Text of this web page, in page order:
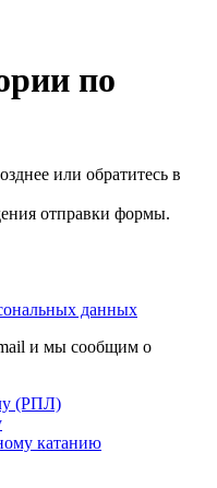
по
или обратитесь в
отправки формы.
данных
и мы сообщим о
(РПЛ)
катанию